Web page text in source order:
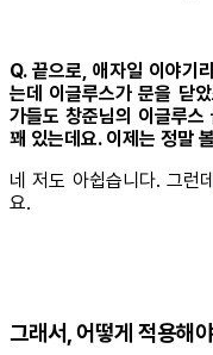
Q. 끝으로, 애자일 이야기
는데 이글루스가 문을 닫
가들도 창준님의 이글루
꽤 있는데요. 이제는 정말
네 저도 아쉽습니다. 그런데
요.
그래서, 어떻게 적용해